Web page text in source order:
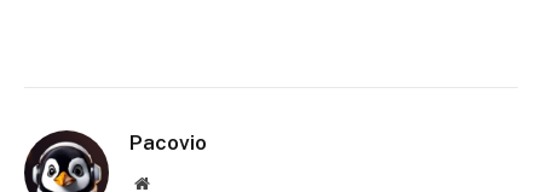
Pacovio
Website